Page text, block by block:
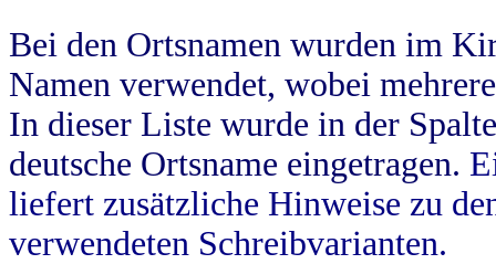
Bei den Ortsnamen wurden im
Namen verwendet, wobei
In dieser Liste wurde in der
deutsche Ortsname eingetragen.
liefert zusätzliche Hinweise zu
verwendeten Schreibvarianten.